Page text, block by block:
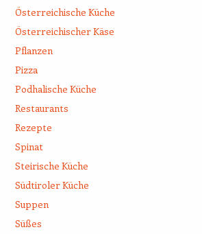
Österreichische Küche
Österreichischer Käse
Pflanzen
Pizza
Podhalische Küche
Restaurants
Rezepte
Spinat
Steirische Küche
Südtiroler Küche
Suppen
Süßes